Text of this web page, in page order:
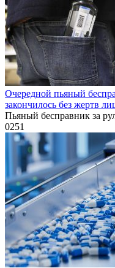
Очередной пьяный
закончилось без жертв
Пьяный бесправник за
0251